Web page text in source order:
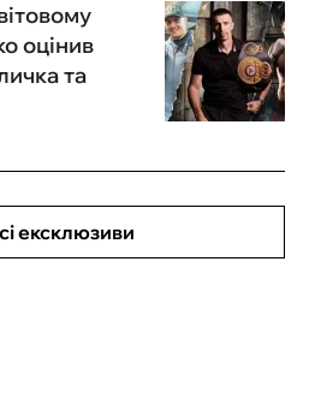
оцінив
та
ексклюзиви